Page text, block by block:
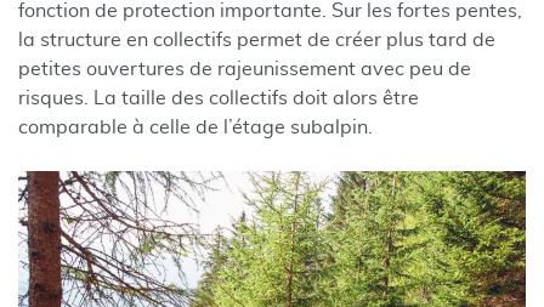
fonction de protection importante. Sur les fortes pentes,
la structure en collectifs permet de créer plus tard de
petites ouvertures de rajeunissement avec peu de
risques. La taille des collectifs doit alors être
comparable à celle de l’étage subalpin.